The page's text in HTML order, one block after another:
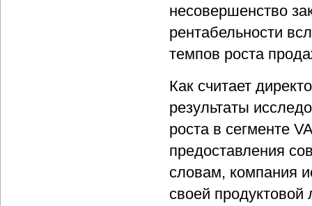
несовершенство
рентабельности
темпов роста
Как считает
результаты
роста в сегменте
предоставления
словам, компания
своей